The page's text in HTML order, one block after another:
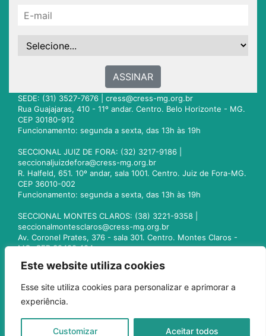
Este website utiliza cookies
Esse site utiliza cookies para personalizar e aprimorar a
experiência.
Customizar Aceitar todos
ASSINAR
SEDE: (31) 3527-7676 | cress@cress-mg.org.br
Rua Guajajaras, 410 - 11º andar. Centro. Belo Horizonte - MG.
CEP 30180-912
Funcionamento: segunda a sexta, das 13h às 19h
SECCIONAL JUIZ DE FORA: (32) 3217-9186 |
seccionaljuizdefora@cress-mg.org.br
R. Halfeld, 651. 10º andar, sala 1001. Centro. Juiz de Fora-MG.
CEP 36010-002
Funcionamento: segunda a sexta, das 13h às 19h
SECCIONAL MONTES CLAROS: (38) 3221-9358 |
seccionalmontesclaros@cress-mg.org.br
Av. Coronel Prates, 376 - sala 301. Centro. Montes Claros -
MG. CEP 39400-104
seccionaluberlandia@cress-mg.org.br
Av. Afonso Pena, 547 - sala 101. Uberlândia - MG. CEP